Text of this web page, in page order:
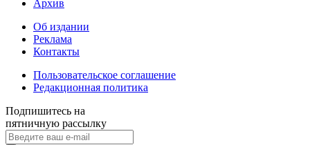
Архив
Об издании
Реклама
Контакты
Пользовательское соглашение
Редакционная политика
Подпишитесь на
пятничную рассылку